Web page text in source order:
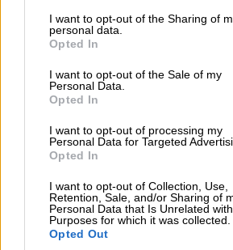
not limited to your visit or usage
grant or deny consent to Google and its
use your data for below specified
consent section.
I want to opt-out of the Sharing of
personal data.
Opted In
I want to opt-out of the Sale of my
Personal Data.
Opted In
I want to opt-out of processing my
Personal Data for Targeted
Opted In
I want to opt-out of Collection, Use,
Retention, Sale, and/or Sharing of
Personal Data that Is Unrelated
Purposes for which it was collected.
Opted Out
Matkalaskulle ei olemassa
määriteltyä muotoa, vaan
Lähtökohtaisesti matka- ja
Kuka matkusti, mistä
Minne matkustit ja
Millä kulkuneuvolla
Oliko kyydissä muita